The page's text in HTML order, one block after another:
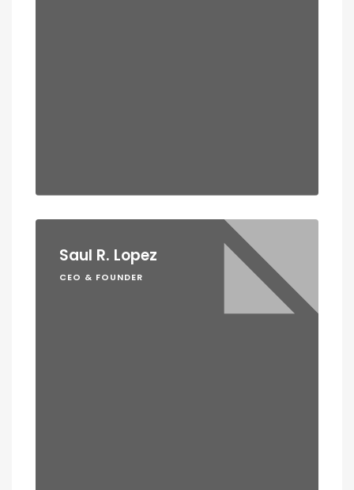
Saul R. Lopez
CEO & FOUNDER